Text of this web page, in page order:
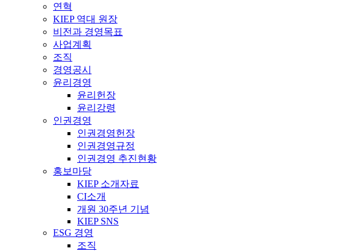
연혁
KIEP 역대 원장
비전과 경영목표
사업계획
조직
경영공시
윤리경영
윤리헌장
윤리강령
인권경영
인권경영헌장
인권경영규정
인권경영 추진현황
홍보마당
KIEP 소개자료
CI소개
개원 30주년 기념
KIEP SNS
ESG 경영
조직